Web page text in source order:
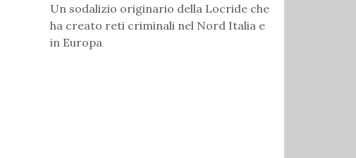
Un sodalizio originario della Locride che
ha creato reti criminali nel Nord Italia e
in Europa